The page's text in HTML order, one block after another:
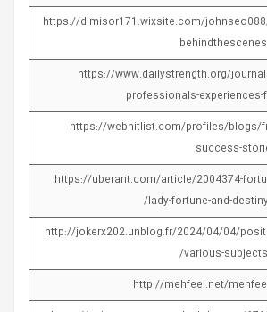
https://dimisor171.wixsite.com/
https://www.dailystrength.org/
professionals-
https://webhitlist.com/profiles/blogs/
success-
https://uberant.com/article/2004374-
lady-fortune-and-
http://jokerx202.unblog.fr/2024/04/04/
various-
http://mehfeel.net/